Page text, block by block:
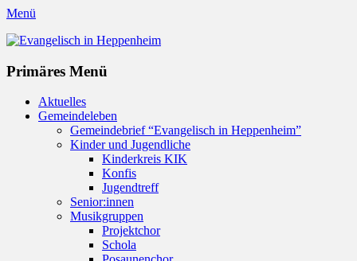
Menü
Evangelisch in Heppenheim
Primäres Menü
Zum
Inhalt
Aktuelles
Gemeindeleben
Gemeindebrief “Evangelisch in Heppenheim”
Kinder und Jugendliche
Kinderkreis KIK
Konfis
Jugendtreff
Senior:innen
Musikgruppen
Projektchor
Schola